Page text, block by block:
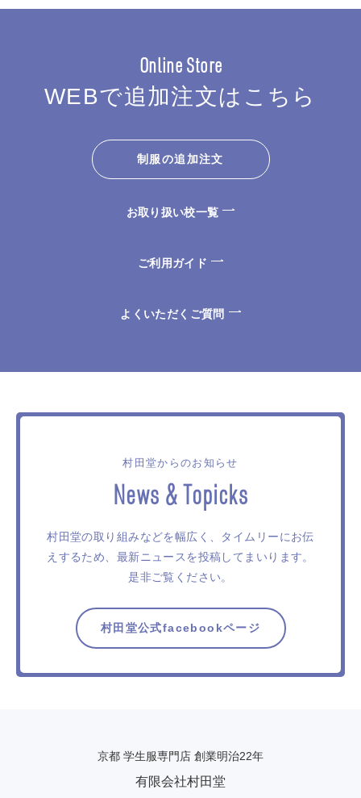
Online Store
WEBで追加注文はこちら
制服の追加注文
お取り扱い校一覧
ご利用ガイド
よくいただくご質問
村田堂からのお知らせ
News & Topicks
村田堂の取り組みなどを幅広く、タイムリーにお伝
えするため、 最新ニュースを投稿してまいります。
是非ご覧ください。
村田堂公式facebookページ
京都 学生服専門店 創業明治22年
有限会社村田堂